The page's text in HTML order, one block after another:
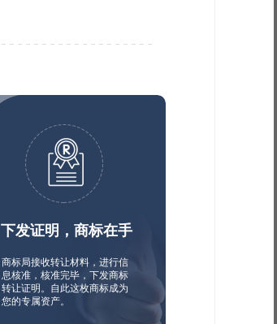
下发证明，商标在手
商标局接收转让材料，进行信
息核准，核准完毕，下发商标
转让证明。自此这枚商标成为
您的专属资产。